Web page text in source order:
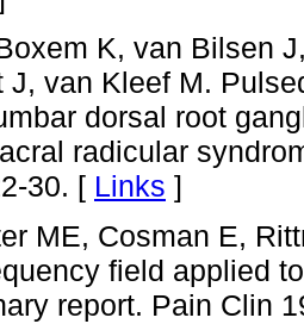
K, van Bilsen
J, van Kleef M.
dorsal root
radicular
30. [ Links ]
ME, Cosman E,
field applied
report. Pain Clin